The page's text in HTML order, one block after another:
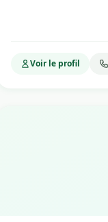
Voir le profil